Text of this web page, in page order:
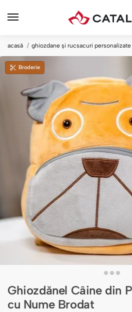
acasă ghiozdane și rucsacuri personalizate
Broderie
Ghiozdănel Câine din
cu Nume Brodat